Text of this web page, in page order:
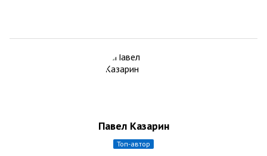
Павел Казарин
топ-автор